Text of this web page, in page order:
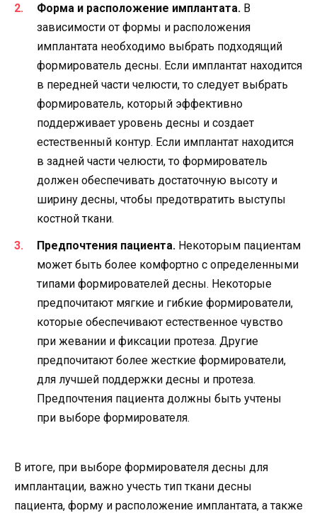
Форма и расположение имплантата. В
зависимости от формы и расположения
имплантата необходимо выбрать подходящий
формирователь десны. Если имплантат находится
в передней части челюсти, то следует выбрать
формирователь, который эффективно
поддерживает уровень десны и создает
естественный контур. Если имплантат находится
в задней части челюсти, то формирователь
должен обеспечивать достаточную высоту и
ширину десны, чтобы предотвратить выступы
костной ткани.
Предпочтения пациента. Некоторым пациентам
может быть более комфортно с определенными
типами формирователей десны. Некоторые
предпочитают мягкие и гибкие формирователи,
которые обеспечивают естественное чувство
при жевании и фиксации протеза. Другие
предпочитают более жесткие формирователи,
для лучшей поддержки десны и протеза.
Предпочтения пациента должны быть учтены
при выборе формирователя.
В итоге, при выборе формирователя десны для
имплантации, важно учесть тип ткани десны
пациента, форму и расположение имплантата, а также